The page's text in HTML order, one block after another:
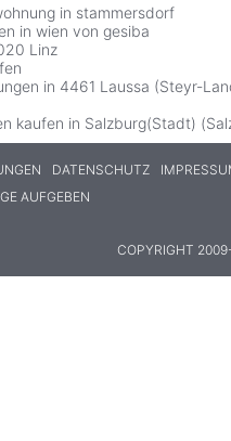
in stammersdorf
in wien von gesiba
Linz
in 4461 Laussa (Steyr-
kaufen in Salzburg(Stadt)
DATENSCHUTZ
AUFGEBEN
COPYRIGHT